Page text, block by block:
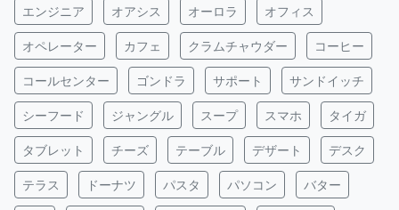
エンジニア オアシス オーロラ オフィス
オペレーター カフェ クラムチャウダー コーヒー
コールセンター ゴンドラ サポート サンドイッチ
シーフード ジャングル スープ スマホ タイガ
タブレット チーズ テーブル デザート デスク
テラス ドーナツ パスタ パソコン バター